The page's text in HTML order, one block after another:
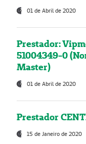
01 de Abril de 2020
Prestador:
51004349-0
Master)
01 de Abril de 2020
Prestador
15 de Janeiro de 2020